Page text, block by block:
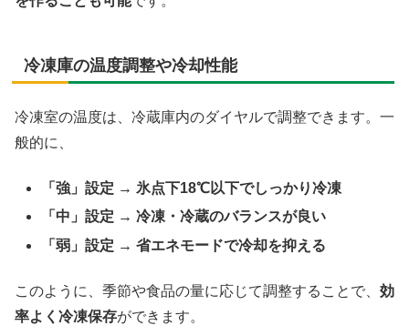
冷凍庫の温度調整や冷却性能
冷凍室の温度は、冷蔵庫内のダイヤルで調整できます。一
般的に、
「強」設定 → 氷点下18℃以下でしっかり冷凍
「中」設定 → 冷凍・冷蔵のバランスが良い
「弱」設定 → 省エネモードで冷却を抑える
このように、季節や食品の量に応じて調整することで、 効
率よく冷凍保存ができます。